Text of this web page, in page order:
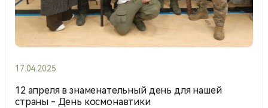
17.04.2025
12 апреля в знаменательный день для нашей
страны - День космонавтики